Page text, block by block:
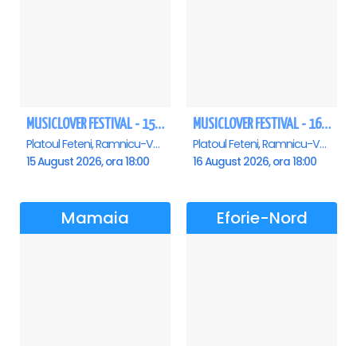
MUSICLOVER FESTIVAL - 15 AUGUST - CONNECT-R, DELIA, RON HEWITT, NICKI M, AURIKA
Platoul Feteni, Ramnicu-Valcea
15 August 2026, ora 18:00
MUSICLOVER FESTIVAL - 16 AUGUST - LEO DE LA ROSIORI SI MARCEL STEFANET & ETHNO REPUBLIC, TUDOR DEEJAY, VARER
Platoul Feteni, Ramnicu-Valcea
16 August 2026, ora 18:00
Mamaia Eforie-Nord